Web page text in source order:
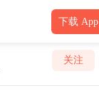
下载 App
关注